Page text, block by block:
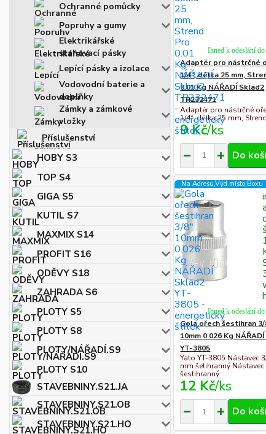
Ochranné pomůcky
Popruhy a gumy
Elektrikářské
stahovací pásky
Lepící pásky a izolace
Vodovodní baterie a
doplňky
Zámky a zámkové
vložky
Příslušenství
HOBY S3
TOP S4
GIGA S5
KUTIL S7
MAXMIX S14
PROFIT S16
ODĚVY S18
ZAHRADA S6
PLOTY S5
PLOTY S8
PLOTY/NÁŘADÍ.S9
PLOTY S10
STAVEBNINY.S21.JA
STAVEBNINY.S21.OB
STAVEBNINY.S21.HO
Adaptér pro nástrčné
1/4“, délka 25 mm,
0.01 Kg NÁŘADÍ Sklad2
TR232471
Adaptér pro nástrčné
1/4“, délka 25 mm,
9 Kč/ks
Ihned k odeslání
Do
Na Adresu,Výd.místo,Boxu
Gola ořech šestihran
10mm 0.026 Kg
YT-3805
Yato YT-3805 Nástavec
mm šetihranný Nástavec
šestihranný ...
12 Kč/ks
Ihned k odeslání
Do